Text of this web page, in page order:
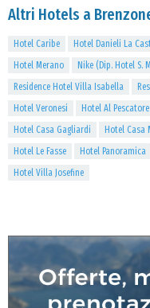
Altri Hotels a
Hotel Caribe Hotel Danieli La
Hotel Merano
Nike (Dip. Hotel S.
Residence Hotel Villa Isabella
Hotel Veronesi
Hotel Al Pescatore
Hotel Casa Gagliardi
Hotel Casa
Hotel Le Fasse
Hotel Panoramica
Hotel Villa Josefine